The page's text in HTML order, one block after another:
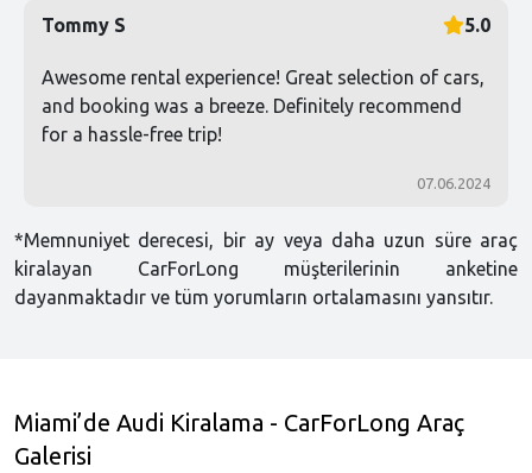
Tommy S 5.0
Awesome rental experience! Great selection of cars,
and booking was a breeze. Definitely recommend
for a hassle-free trip!
07.06.2024
*Memnuniyet derecesi, bir ay veya daha uzun süre araç
kiralayan CarForLong müşterilerinin anketine
dayanmaktadır ve tüm yorumların ortalamasını yansıtır.
Miami’de Audi Kiralama - CarForLong Araç
Galerisi